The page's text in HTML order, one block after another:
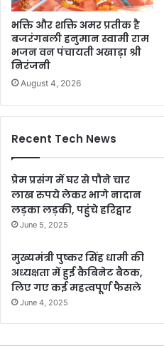
भक्ति और शक्ति अमर प्रतीक है
बजरंगबली हनुमान स्वामी राम
भजन वन पंचायती अखाड़ा श्री
निरंजनी
August 4, 2026
Recent Tech News
प्रेम प्रसंग में घर से पौने चार
लाख रुपये लेकर भागे नादान
लड़का लड़की, पहुंचे हरिद्वार
June 5, 2025
मुख्यमंत्री पुष्कर सिंह धामी की
अध्यक्षता में हुई कैबिनेट बैठक,
लिए गए कई महत्वपूर्ण फैसले
June 4, 2025